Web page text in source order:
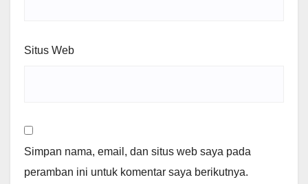
Situs Web
Simpan nama, email, dan situs web saya pada
peramban ini untuk komentar saya berikutnya.